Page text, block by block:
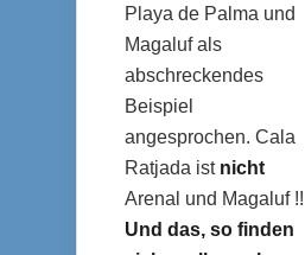
Playa de Palma und
Magaluf als
abschreckendes
Beispiel
angesprochen. Cala
Ratjada ist nicht
Arenal und Magaluf !!
Und das, so finden